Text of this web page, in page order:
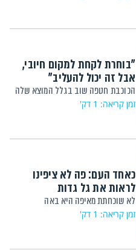
"בוחרת לקחת למקום חיובי,
אבל זה יכול להעליב"
הכוכבת חטפה שוב בגלל המוצא שלה
זמן קריאה: 1 דק'
כאחד העם: פה לא ציפינו
לראות את גל גדות
לא שוכחתת מאיפה היא באה
זמן קריאה: 1 דק'